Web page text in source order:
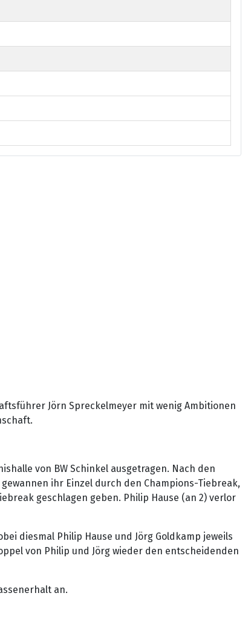
Jörn Spreckelmeyer mit wenig Ambitionen
von BW Schinkel ausgetragen. Nach den
ihr Einzel durch den Champions-Tiebreak,
geschlagen geben. Philip Hause (an 2) verlor
diesmal Philip Hause und Jörg Goldkamp jeweils
von Philip und Jörg wieder den entscheidenden
an.